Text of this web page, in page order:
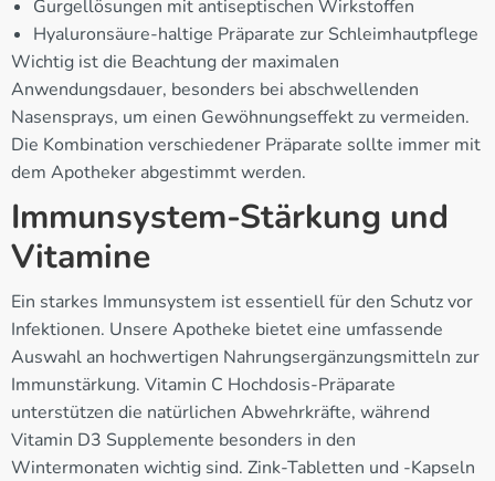
Gurgellösungen mit antiseptischen Wirkstoffen
Hyaluronsäure-haltige Präparate zur Schleimhautpflege
Wichtig ist die Beachtung der maximalen
Anwendungsdauer, besonders bei abschwellenden
Nasensprays, um einen Gewöhnungseffekt zu vermeiden.
Die Kombination verschiedener Präparate sollte immer mit
dem Apotheker abgestimmt werden.
Immunsystem-Stärkung und
Vitamine
Ein starkes Immunsystem ist essentiell für den Schutz vor
Infektionen. Unsere Apotheke bietet eine umfassende
Auswahl an hochwertigen Nahrungsergänzungsmitteln zur
Immunstärkung. Vitamin C Hochdosis-Präparate
unterstützen die natürlichen Abwehrkräfte, während
Vitamin D3 Supplemente besonders in den
Wintermonaten wichtig sind. Zink-Tabletten und -Kapseln